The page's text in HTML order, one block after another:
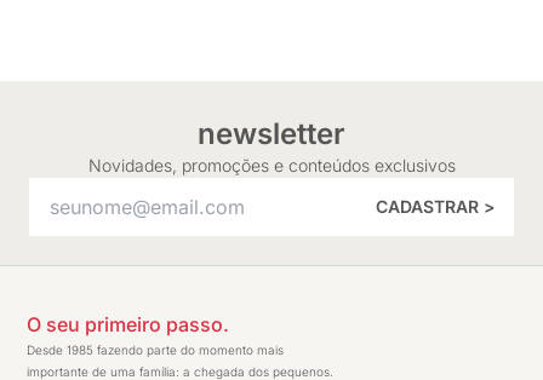
newsletter
Novidades, promoções e conteúdos exclusivos
CADASTRAR >
O seu primeiro passo.
Desde 1985 fazendo parte do momento mais
importante de uma família: a chegada dos pequenos.